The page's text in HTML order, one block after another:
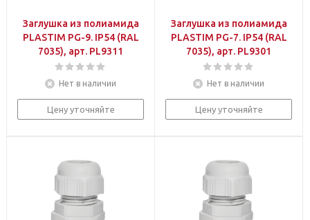
Заглушка из полиамида
PLASTIM PG-9. IP54 (RAL
7035), арт. PL9311
Нет в наличии
Цену уточняйте
Заглушка из полиамида
PLASTIM PG-7. IP54 (RAL
7035), арт. PL9301
Нет в наличии
Цену уточняйте